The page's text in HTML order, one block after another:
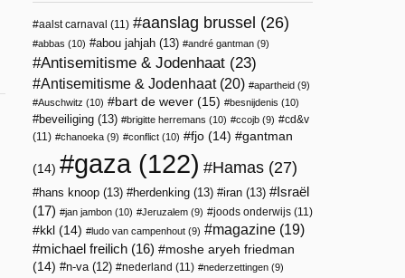
aalst carnaval (11) aanslag brussel (26)
abbas (10) abou jahjah (13) andré gantman (9)
Antisemitisme & Jodenhaat (23)
Antisemitisme & Jodenhaat(20) apartheid (9)
Auschwitz (10) bart de wever (15) besnijdenis (10)
beveiliging (13) brigitte herremans (10) ccojb (9)
cd&v
(11)
chanoeka (9) conflict (10) fjo (14) gantman
(14) gaza(122) Hamas (27)
hans knoop (13) herdenking (13) iran (13)
Israël
(17)
jan jambon (10) Jeruzalem (9) joods onderwijs (11)
kkl (14) ludo van campenhout (9) magazine (19)
michael freilich (16)
moshe aryeh friedman
(14)
n-va(12) nederland (11) nederzettingen (9)